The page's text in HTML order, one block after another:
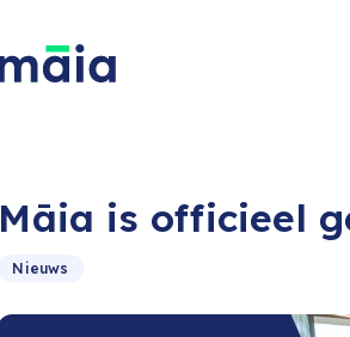
Māia is officieel
Nieuws